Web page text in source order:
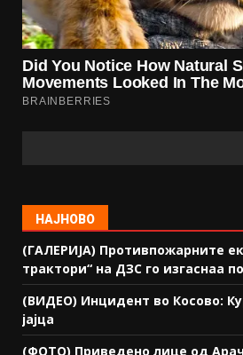
НАЈНОВО
(ГАЛЕРИЈА) Противпожарните
трактори“ на ДЗС го изгаснаа
(ВИДЕО) Инцидент во Косово:
јајца
(ФОТО) Приведено лице од